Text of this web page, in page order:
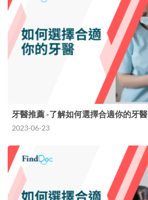
牙醫推薦 -了解如何選擇合適你的牙醫
2023-06-23